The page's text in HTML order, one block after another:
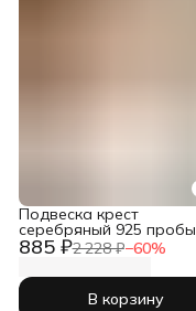
885 ₽2 228 ₽−60%
Подвеска крест
серебряный 925 пробы
православный
В корзину